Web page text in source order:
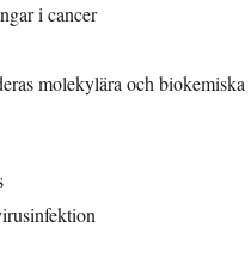
i cancer
molekylära och biokemiska